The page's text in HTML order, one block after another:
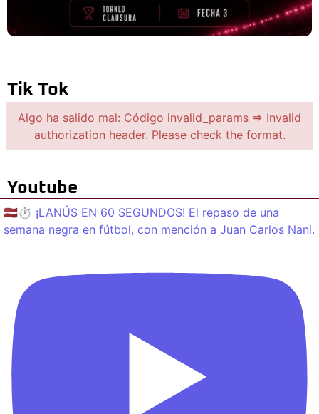
Tik Tok
Algo ha salido mal: Código invalid_params => Invalid
authorization header. Please check the format.
Youtube
🇱🇻⏱️ ¡LANÚS EN 60 SEGUNDOS! El repaso de una
semana negra en fútbol, con mención a Juan Carlos Nani.